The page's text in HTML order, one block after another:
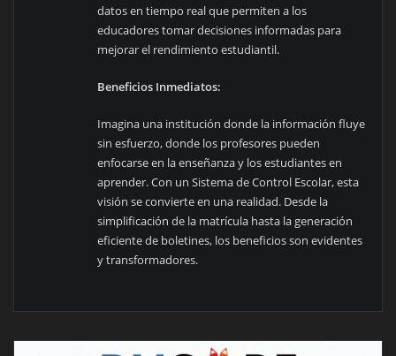
datos en tiempo real que permiten a los
educadores tomar decisiones informadas para
mejorar el rendimiento estudiantil.
Beneficios Inmediatos:
Imagina una institución donde la información fluye
sin esfuerzo, donde los profesores pueden
enfocarse en la enseñanza y los estudiantes en
aprender. Con un Sistema de Control Escolar, esta
visión se convierte en una realidad. Desde la
simplificación de la matrícula hasta la generación
eficiente de boletines, los beneficios son evidentes
y transformadores.